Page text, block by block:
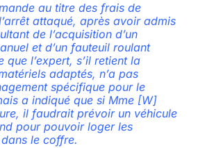
au titre des frais de
attaqué, après avoir admis
de l’acquisition d’un
et d’un fauteuil roulant
que l’expert, s’il retient la
adaptés, n’a pas
spécifique pour le
a indiqué que si Mme [W]
il faudrait prévoir un véhicule
pour pouvoir loger les
le coffre.